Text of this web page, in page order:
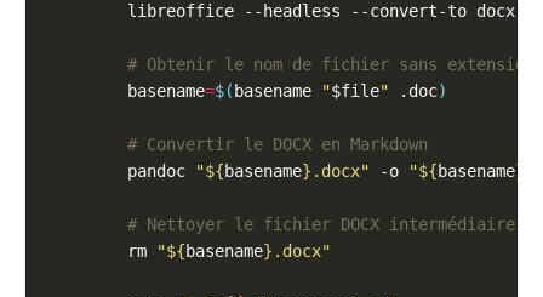
        libreoffice --headless --convert-to docx
# Obtenir le nom de fichier sans extension
        basename
=$( basename "$file" .doc)
# Convertir le DOCX en Markdown
        pandoc
"${basename} .docx" -o "${basename}
# Nettoyer le fichier DOCX intermédiaire
        rm
"${basename} .docx"